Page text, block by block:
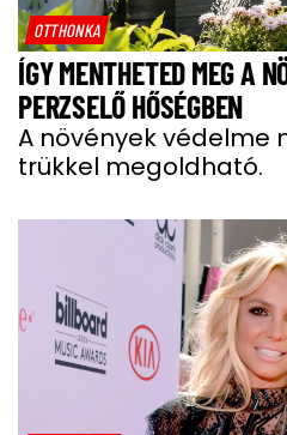
OTTHONKA
ÍGY MENTHETED MEG A
PERZSELŐ HŐSÉGBEN
A növények védelme
trükkel megoldható.